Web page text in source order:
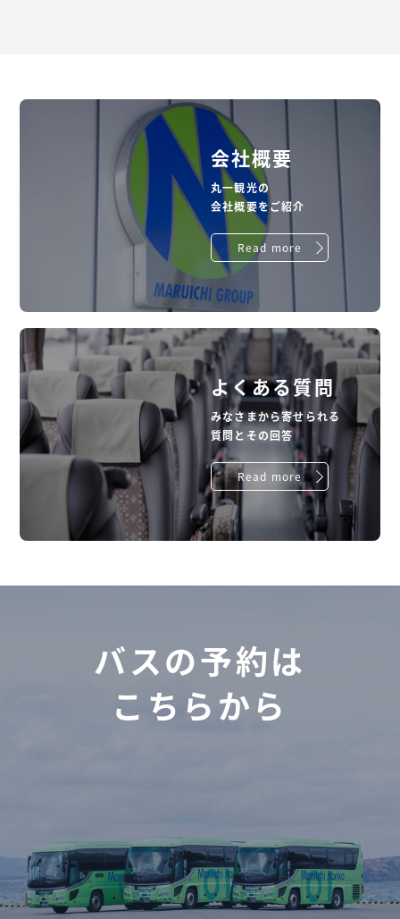
会社概要
丸一観光の
会社概要をご紹介
Read more
よくある質問
みなさまから寄せられる
質問とその回答
Read more
バスの予約は
こちらから